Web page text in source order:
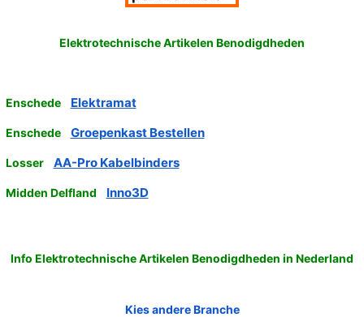
Elektrotechnische Artikelen Benodigdheden
Enschede Elektramat
Enschede Groepenkast Bestellen
Losser AA-Pro Kabelbinders
Midden Delfland Inno3D
Info Elektrotechnische Artikelen Benodigdheden in Nederland
Kies andere Branche